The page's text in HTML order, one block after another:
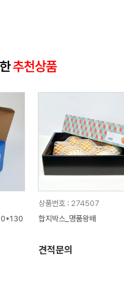
추천상품
상품번호 : 274507
합지박스_명품왕배
견적문의